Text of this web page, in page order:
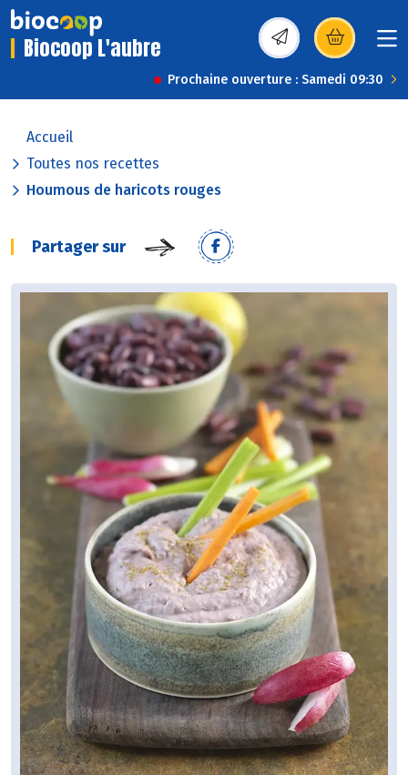
Biocoop L'aubre (s’ouvre dans une
Prochaine ouverture : Samedi 09:30
Accueil
Toutes nos recettes
Houmous de haricots rouges
Partager sur